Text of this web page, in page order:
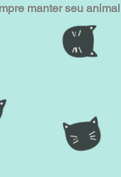
manter seu animal